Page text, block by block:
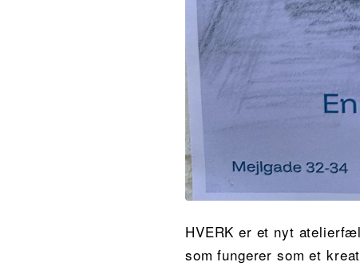
HVERK er et nyt
som fungerer som et